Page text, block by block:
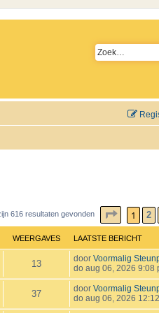
616 resultaten gevonden PAGINA
1 2
WEERGAVES LAATSTE BERICHT
13W
L
a
a
t
s
t
door Voormalig
do aug 06, 2026 9:08
37W
L
a
a
door Voormalig
do aug 06, 2026